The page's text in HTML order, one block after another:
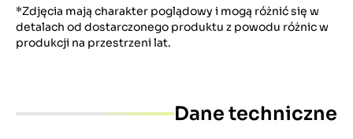
*Zdjęcia mają charakter poglądowy i mogą różnić się w
detalach od dostarczonego produktu z powodu różnic w
produkcji na przestrzeni lat.
Dane techniczne